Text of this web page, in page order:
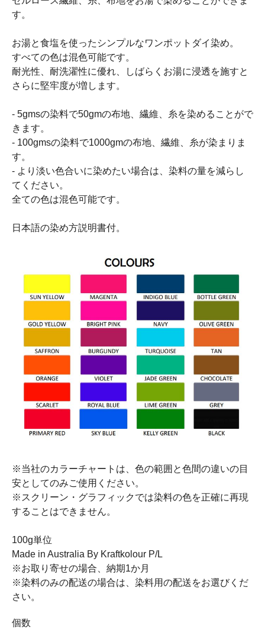
す。
お湯と食塩を使ったシンプルなワンポットダイ染め。
すべての色は混色可能です。
耐光性、耐洗濯性に優れ、しばらくお湯に浸透を施すと
さらに堅牢度が増します。
- 5gmsの染料で50gmの布地、繊維、糸を染めることがで
きます。
- 100gmsの染料で1000gmの布地、繊維、糸が染まりま
す。
- より淡い色合いに染めたい場合は、染料の量を減らし
てください。
全ての色は混色可能です。
日本語の染め方説明書付。
※当社のカラーチャートは、色の範囲と色間の違いの目
安としてのみご使用ください。
※スクリーン・グラフィックでは染料の色を正確に再現
することはできません。
100g単位
Made in Australia By Kraftkolour P/L
※お取り寄せの場合、納期1か月
※染料のみの配送の場合は、染料用の配送をお選びくだ
さい。
個数